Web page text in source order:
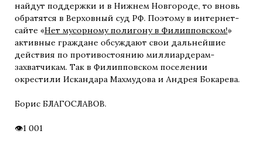
найдут поддержки и в Нижнем Новгороде, то вновь
обратятся в Верховный суд РФ. Поэтому в интернет-
сайте «Нет мусорному полигону в Филипповском!»
активные граждане обсуждают свои дальнейшие
действия по противостоянию миллиардерам-
захватчикам. Так в Филипповском поселении
окрестили Искандара Махмудова и Андрея Бокарева.
Борис БЛАГОСЛАВОВ.
1 001